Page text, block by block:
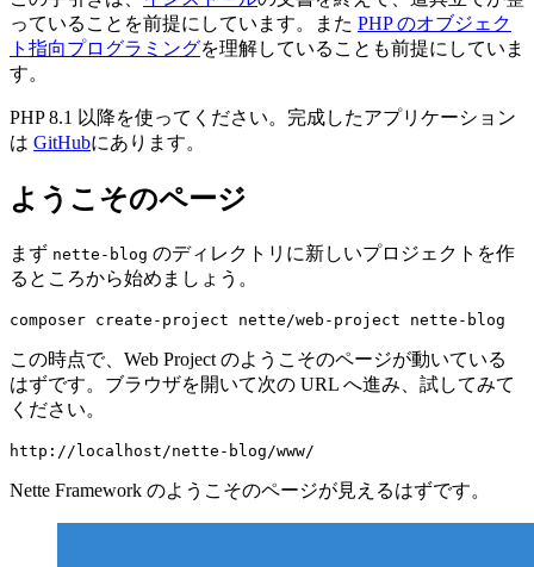
っていることを前提にしています。また PHP のオブジェク
ト指向プログラミングを理解していることも前提にしていま
す。
PHP 8.1 以降を使ってください。完成したアプリケーション
は GitHubにあります。
ようこそのページ
まず nette-blog のディレクトリに新しいプロジェクトを作
るところから始めましょう。
この時点で、Web Project のようこそのページが動いている
はずです。ブラウザを開いて次の URL へ進み、試してみて
ください。
Nette Framework のようこそのページが見えるはずです。